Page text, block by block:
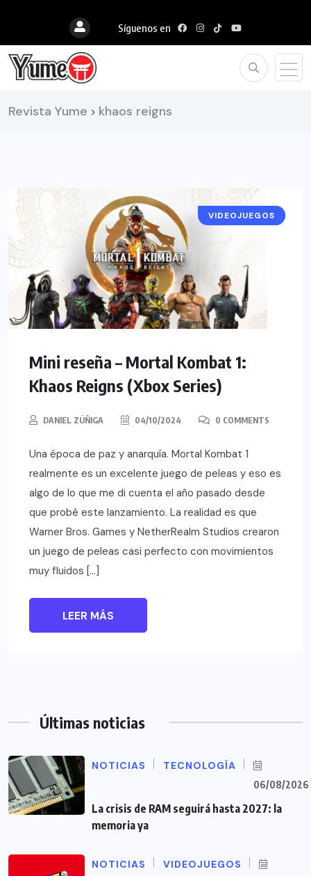
Síguenos en
Revista Yume > khaos reigns
RESEÑAS
VIDEOJUEGOS
Mini reseña – Mortal Kombat 1:
Khaos Reigns (Xbox Series)
DANIEL ZÚÑIGA 04/10/2024 0 COMMENTS
Una época de paz y anarquía. Mortal Kombat 1
realmente es un excelente juego de peleas y eso es
algo de lo que me di cuenta el año pasado desde
que probé este lanzamiento. La realidad es que
Warner Bros. Games y NetherRealm Studios crearon
un juego de peleas casi perfecto con movimientos
muy fluidos […]
LEER MÁS
Últimas noticias
NOTICIAS TECNOLOGÍA
06/08/2026
La crisis de RAM seguirá hasta 2027: la
memoria ya
NOTICIAS VIDEOJUEGOS